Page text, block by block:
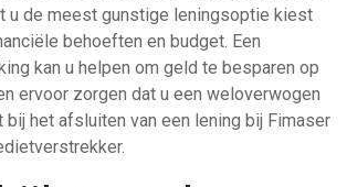
u de meest gunstige leningsoptie kiest
behoeften en budget. Een
kan u helpen om geld te besparen op
ervoor zorgen dat u een weloverwogen
het afsluiten van een lening bij Fimaser